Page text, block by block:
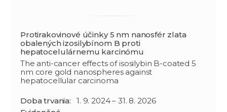
Protirakovinové účinky 5 nm nanosfér zlata
obalených izosilybínom B proti
hepatocelulárnemu karcinómu
The anti-cancer effects of isosilybin B-coated 5
nm core gold nanospheres against
hepatocellular carcinoma
Doba trvania:
1. 9. 2024 – 31. 8. 2026